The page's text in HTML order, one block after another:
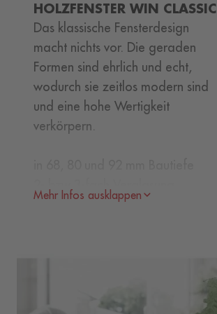
HOLZFENSTER WIN CLASSIC
Das klassische Fensterdesign
macht nichts vor. Die geraden
Formen sind ehrlich und echt,
wodurch sie zeitlos modern sind
und eine hohe Wertigkeit
verkörpern.
Glasaufnahme bis 56 mm,
optimalen Schallschutz (bis 47 dB)
Mehr Infos ausklappen